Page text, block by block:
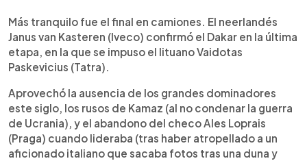
Más tranquilo fue el final en camiones. El neerlandés
Janus van Kasteren (Iveco) confirmó el Dakar en la última
etapa, en la que se impuso el lituano Vaidotas
Paskevicius (Tatra).
Aprovechó la ausencia de los grandes dominadores
este siglo, los rusos de Kamaz (al no condenar la guerra
de Ucrania), y el abandono del checo Ales Loprais
(Praga) cuando lideraba (tras haber atropellado a un
aficionado italiano que sacaba fotos tras una duna y